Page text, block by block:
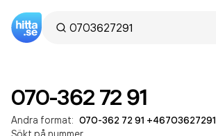
070-362 72 91
Andra format: 070-362 72 91 +46703627291
Sökt på nummer